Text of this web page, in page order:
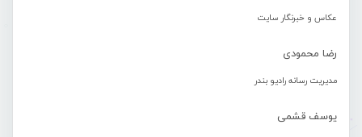
عکاس و خبرنگار سایت
رضا محمودی
مدیریت رسانه رادیو بندر
یوسف قشمی